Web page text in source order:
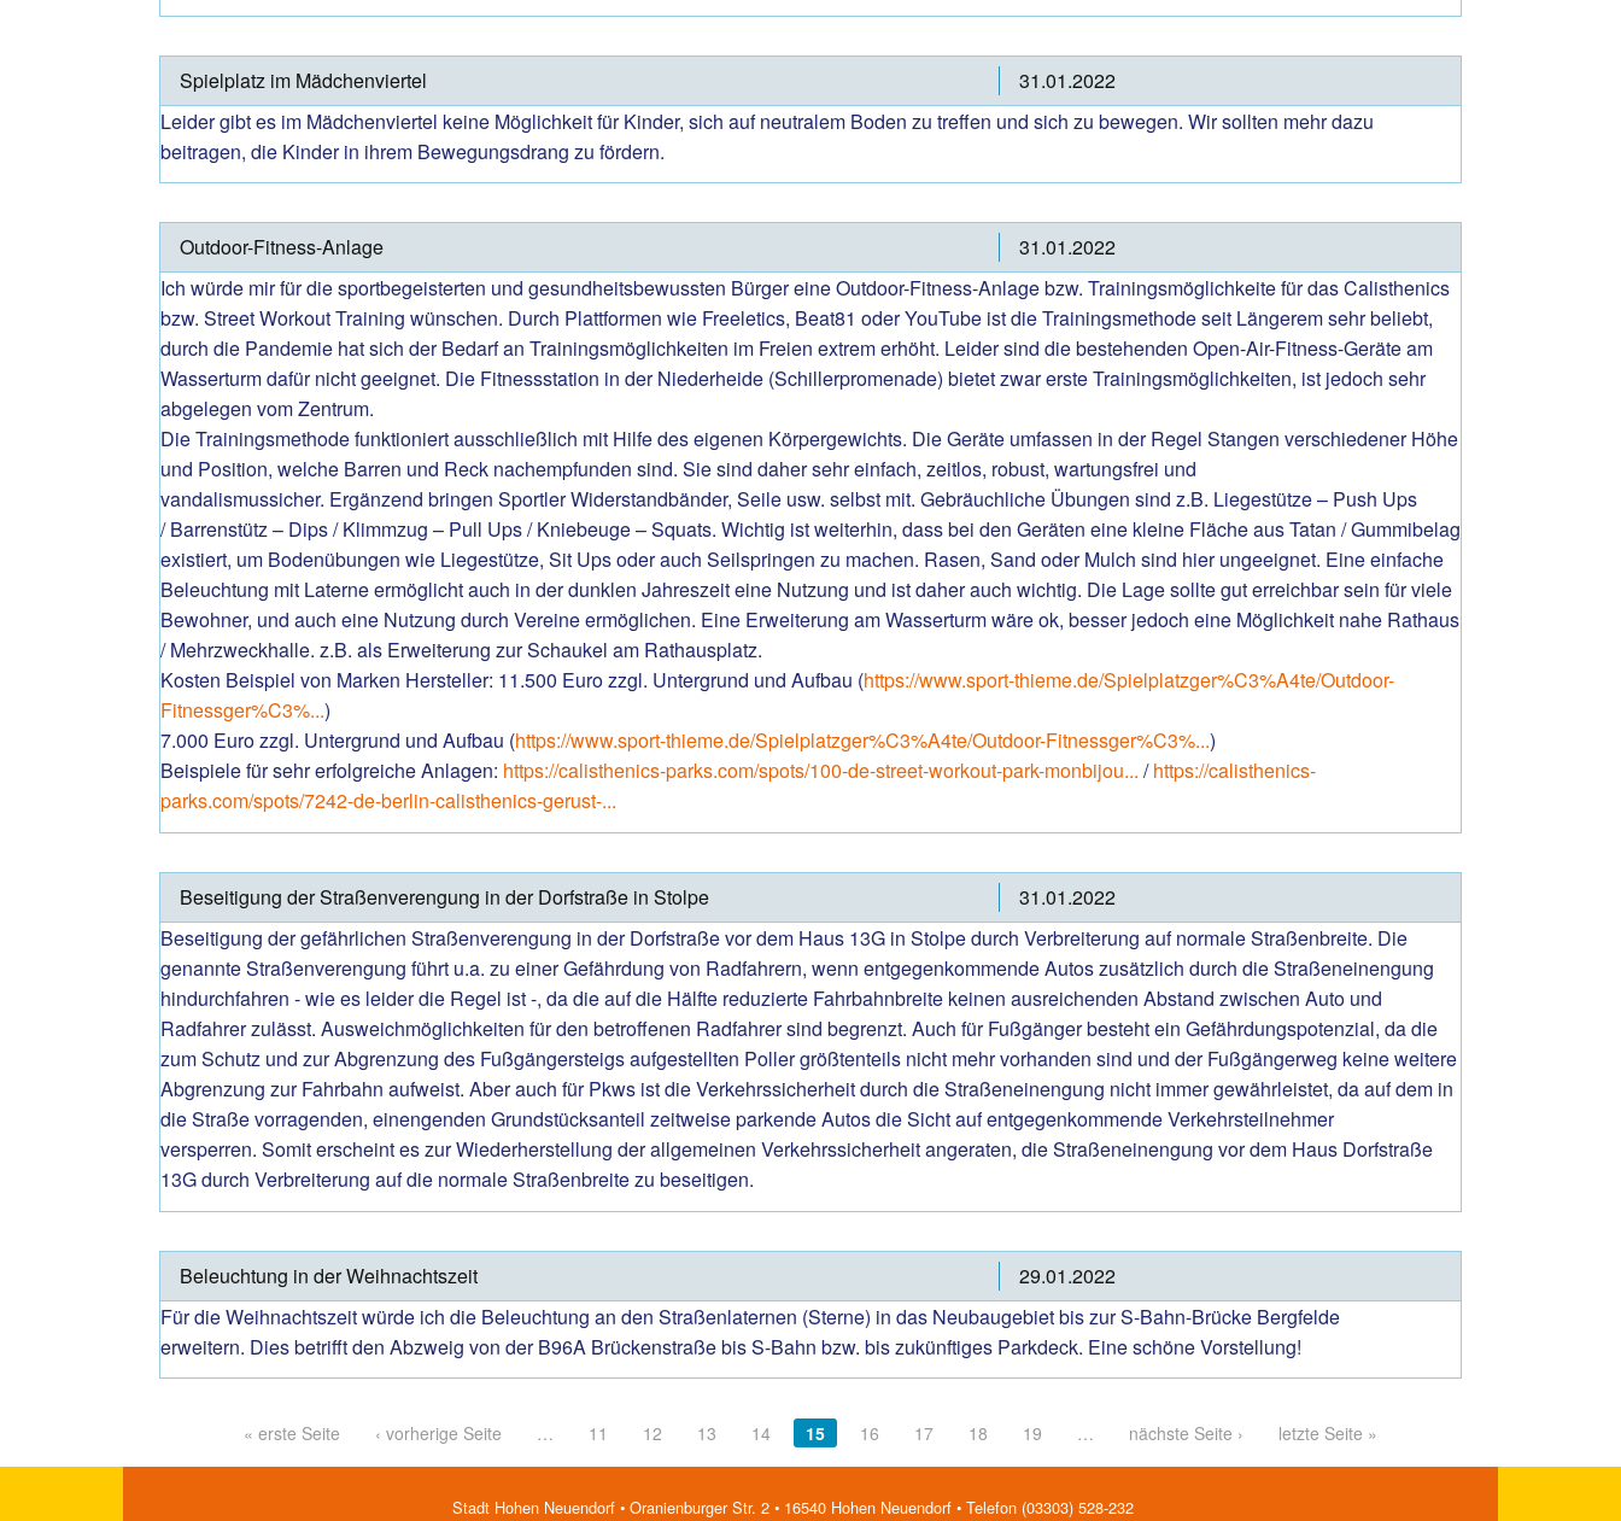
Spielplatz im Mädchenviertel
31.01.2022
Leider gibt es im Mädchenviertel keine Möglichkeit für Kinder, sich auf neutralem Boden zu treffen und sich zu bewegen. Wir sollten mehr dazu
beitragen, die Kinder in ihrem Bewegungsdrang zu fördern.
Outdoor-Fitness-Anlage
31.01.2022
Ich würde mir für die sportbegeisterten und gesundheitsbewussten Bürger eine Outdoor-Fitness-Anlage bzw. Trainingsmöglichkeite für das Calisthenics
bzw. Street Workout Training wünschen. Durch Plattformen wie Freeletics, Beat81 oder YouTube ist die Trainingsmethode seit Längerem sehr beliebt,
durch die Pandemie hat sich der Bedarf an Trainingsmöglichkeiten im Freien extrem erhöht. Leider sind die bestehenden Open-Air-Fitness-Geräte am
Wasserturm dafür nicht geeignet. Die Fitnessstation in der Niederheide (Schillerpromenade) bietet zwar erste Trainingsmöglichkeiten, ist jedoch sehr
abgelegen vom Zentrum.
Die Trainingsmethode funktioniert ausschließlich mit Hilfe des eigenen Körpergewichts. Die Geräte umfassen in der Regel Stangen verschiedener Höhe
und Position, welche Barren und Reck nachempfunden sind. Sie sind daher sehr einfach, zeitlos, robust, wartungsfrei und
vandalismussicher. Ergänzend bringen Sportler Widerstandbänder, Seile usw. selbst mit. Gebräuchliche Übungen sind z.B. Liegestütze – Push Ups
/ Barrenstütz – Dips / Klimmzug – Pull Ups / Kniebeuge – Squats. Wichtig ist weiterhin, dass bei den Geräten eine kleine Fläche aus Tatan / Gummibelag
existiert, um Bodenübungen wie Liegestütze, Sit Ups oder auch Seilspringen zu machen. Rasen, Sand oder Mulch sind hier ungeeignet. Eine einfache
Beleuchtung mit Laterne ermöglicht auch in der dunklen Jahreszeit eine Nutzung und ist daher auch wichtig. Die Lage sollte gut erreichbar sein für viele
Bewohner, und auch eine Nutzung durch Vereine ermöglichen. Eine Erweiterung am Wasserturm wäre ok, besser jedoch eine Möglichkeit nahe Rathaus
/ Mehrzweckhalle. z.B. als Erweiterung zur Schaukel am Rathausplatz.
Kosten Beispiel von Marken Hersteller: 11.500 Euro zzgl. Untergrund und Aufbau (https://www.sport-thieme.de/Spielplatzger%C3%A4te/Outdoor-
Fitnessger%C3%...)
7.000 Euro zzgl. Untergrund und Aufbau (https://www.sport-thieme.de/Spielplatzger%C3%A4te/Outdoor-Fitnessger%C3%...)
Beispiele für sehr erfolgreiche Anlagen: https://calisthenics-parks.com/spots/100-de-street-workout-park-monbijou... /https://calisthenics-
parks.com/spots/7242-de-berlin-calisthenics-gerust-...
Beseitigung der Straßenverengung in der Dorfstraße in Stolpe
31.01.2022
Beseitigung der gefährlichen Straßenverengung in der Dorfstraße vor dem Haus 13G in Stolpe durch Verbreiterung auf normale Straßenbreite. Die
genannte Straßenverengung führt u.a. zu einer Gefährdung von Radfahrern, wenn entgegenkommende Autos zusätzlich durch die Straßeneinengung
hindurchfahren - wie es leider die Regel ist -, da die auf die Hälfte reduzierte Fahrbahnbreite keinen ausreichenden Abstand zwischen Auto und
Radfahrer zulässt. Ausweichmöglichkeiten für den betroffenen Radfahrer sind begrenzt. Auch für Fußgänger besteht ein Gefährdungspotenzial, da die
zum Schutz und zur Abgrenzung des Fußgängersteigs aufgestellten Poller größtenteils nicht mehr vorhanden sind und der Fußgängerweg keine weitere
Abgrenzung zur Fahrbahn aufweist. Aber auch für Pkws ist die Verkehrssicherheit durch die Straßeneinengung nicht immer gewährleistet, da auf dem in
die Straße vorragenden, einengenden Grundstücksanteil zeitweise parkende Autos die Sicht auf entgegenkommende Verkehrsteilnehmer
versperren. Somit erscheint es zur Wiederherstellung der allgemeinen Verkehrssicherheit angeraten, die Straßeneinengung vor dem Haus Dorfstraße
13G durch Verbreiterung auf die normale Straßenbreite zu beseitigen.
Beleuchtung in der Weihnachtszeit
29.01.2022
Für die Weihnachtszeit würde ich die Beleuchtung an den Straßenlaternen (Sterne) in das Neubaugebiet bis zur S-Bahn-Brücke Bergfelde
erweitern. Dies betrifft den Abzweig von der B96A Brückenstraße bis S-Bahn bzw. bis zukünftiges Parkdeck. Eine schöne Vorstellung!
Pages« erste Seite ‹ vorherige Seite … 11 12 13 14 15 16 17 18 19 … nächste Seite › letzte Seite »
Stadt Hohen Neuendorf • Oranienburger Str. 2 • 16540 Hohen Neuendorf • Telefon (03303) 528-232